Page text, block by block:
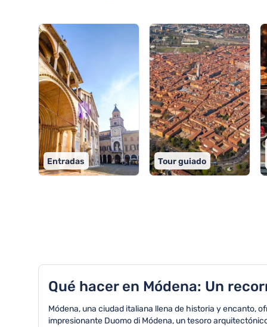
Entradas Tour guiado
Qué hacer en Módena: Un
Módena, una ciudad italiana llena de historia y encanto,
impresionante Duomo di Módena, un tesoro